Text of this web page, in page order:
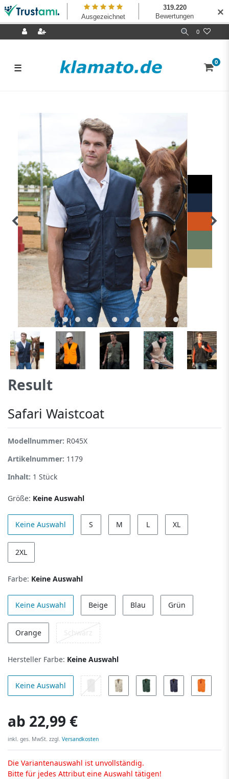
0
☰ 0
Result
Safari Waistcoat
Modellnummer: R045X
Artikelnummer: 1179
Inhalt: 1 Stück
Größe: Keine Auswahl
Keine Auswahl S M L XL
2XL
Farbe: Keine Auswahl
Keine Auswahl Beige Blau Grün
Orange Schwarz
Hersteller Farbe: Keine Auswahl
Keine Auswahl
ab 22,99 €
inkl. ges. MwSt. zzgl. Versandkosten
Die Variantenauswahl ist unvollständig.
Bitte für jedes Attribut eine Auswahl tätigen!
✕